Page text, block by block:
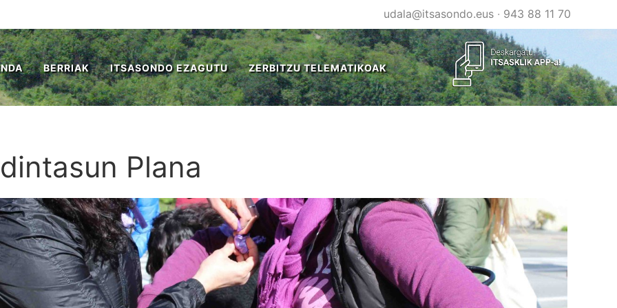
udala@itsasondo.eus· 943 88 11 70
BERRIAK ITSASONDO EZAGUTU ZERBITZU TELEMATIKOAK
Plana